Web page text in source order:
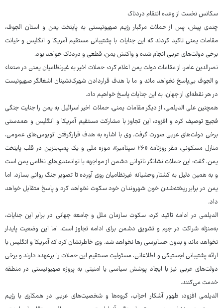
سکانس نخست از وعده انتقام دردناک
چندی پیش، پس از حملات مرگبار رژیم صهیونیستی به پایتخت یمن و استان الجوف،
مقامات یمنی تاکید کردند که این جنایات با پشتیبانی مستقیم آمریکا و انگلیس و خیانت
برخی دولت‌های عربی انجام شده و واکنش یمن، قطعی و دردناک خواهد بود.
نصرالدین عامر، از مقامات دولت یمن اعلام کرد: حملات اخیر به غیرنظامیان یمنی در صنعاء
و الجوف بی‌پاسخ نخواهد ماند و ما با هدف قراردادن شهرک‌نشینان اشغالگر صهیونیست
در هر نقطه‌ای از جهان، به این جنایات پاسخ خواهیم داد.
همچنین علی الدیلمی، از دیگر مقامات یمنی، حملات اخیر اسرائیل به یمن را جنایت جنگی
فجیع توصیف کرد و افزود: این تجاوز با مشارکت مستقیم آمریکا و انگلیس و همدستی
برخی دولت‌های عربی صورت گرفت. وی با اشاره به هدف قرارگرفتن اتوبوس‌های عمومی،
منازل مسکونی، مقر روزنامه «۲۶ سپتامبر»، موزه ملی و یک پمپ‌بنزین در قلب پایتخت
یمن، گفت: این حملات نشانگر ناتوانی دشمن از مواجهه با توانمندی‌های نظامی یمن است
و به همین دلیل به کشتار وحشیانه غیرنظامیان روی آورده تا تصویر جنگ روانی بسازد. اما
یمن در برابر ریخته‌شدن خون شهروندان خود سکوت نخواهد کرد و پاسخ متقابل خواهد
داد.
الدیلمی در ادامه تاکید کرد: سکوت سازمان ملل و جامعه جهانی در برابر این جنایات،
به‌منزله شراکت در جرم و تشویق دشمن برای ادامه تجاوز است، اما این وضعیت پایدار
نخواهد ماند و بدون حسابرسی رها نخواهد شد. وی خاطرنشان کرد که آمریکا و انگلیس با
ارائه پشتیبانی لجستیکی و اطلاعاتی، مسئولیت مستقیم این حملات را برعهده دارند و برخی
دولت‌های عربی نیز با ایجاد پوشش سیاسی یا امنیتی به پروژه صهیونیستی در منطقه
خدمت می‌کنند.
الدیلمی افزود: ظهور آشکار احزاب، گروه‌ها و شخصیت‌های عربی در همکاری با رژیم